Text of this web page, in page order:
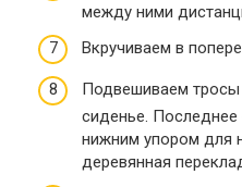
между ними
Вкручиваем в
Подвешиваем тросы
сиденье.
нижним упором для
деревянная